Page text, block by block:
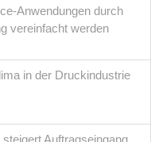
Anwendungen durch
vereinfacht werden
in der Druckindustrie
Auftragseingang